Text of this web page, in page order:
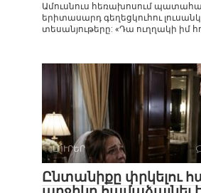
Ամուսնուս հեռախոսում
երիտասարդ գեղեցկուհու
տեսանյութերը: «Դա ուղղակի իմ
ԼՈՒՐԵՐ
Ընտանիքը փրկելու